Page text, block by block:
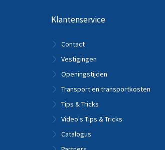
Klantenservice
Contact
Vestigingen
Openingstijden
Transport en transportkosten
Tips & Tricks
Video's Tips & Tricks
Catalogus